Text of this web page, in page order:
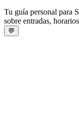
Tu guía personal para
sobre entradas,
💬